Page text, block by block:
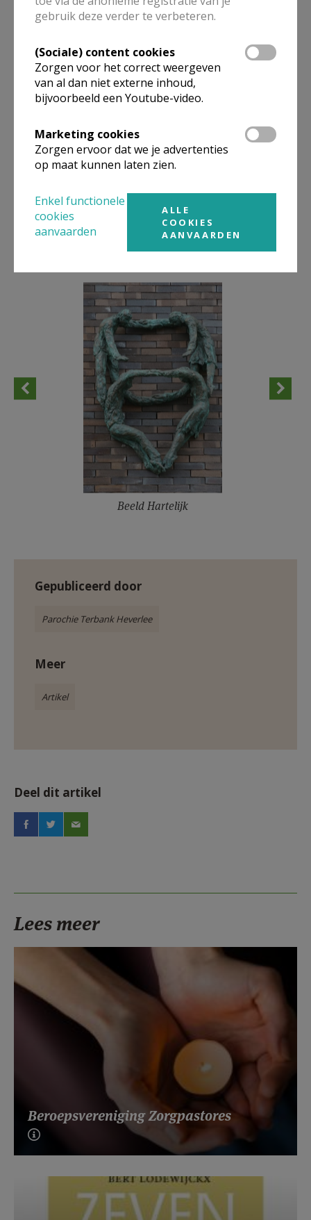
liggen. Een nieuwe pastorie getuigt van geloof in de
toekomst. Een plaats waar dienst verleend wordt
gemeenschapschap van deze stad en regio. Niet
alleen zijn er lokalen voorzien voor catechese maar
ook voor groepen die sociale opvang doen. Hier
verbonden. Dit zijn juist drie fundamenten van onze
christelijke inspiratie.
Dirk Vansina (CD&V), ook aanwezig, voor de steun
van de stad Leuven om dit project mogelijk te maken.
Beeld Hartelijk
Gepubliceerd door
Parochie Terbank Heverlee
Meer
Artikel
Deel dit artikel
Lees meer
Beroepsvereniging Zorgpastores
gebruik deze verder te verbeteren.
(Sociale) content cookies
Zorgen voor het correct weergeven
van al dan niet externe inhoud,
bijvoorbeeld een Youtube-video.
Marketing cookies
Zorgen ervoor dat we je advertenties
op maat kunnen laten zien.
Enkel functionele
cookies
aanvaarden
ALLE
COOKIES
AANVAARDEN